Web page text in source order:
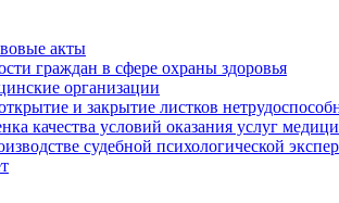
акты
граждан в сфере охраны здоровья
организации
и закрытие листков
качества условий оказания услуг
судебной психологической